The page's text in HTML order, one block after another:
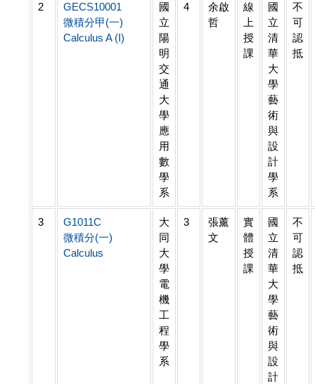
2
GECS10001
微積分甲(一)
Calculus A (I)
國
立
陽
明
交
通
大
學
應
用
數
學
系
4
余啟
哲
線
上
授
課
國
立
清
華
大
學
藝
術
與
設
計
學
系
不
可
認
抵
3
G1011C
微積分(一)
Calculus
大
同
大
學
電
機
工
程
學
系
3
張薰
文
實
體
授
課
國
立
清
華
大
學
藝
術
與
設
計
不
可
認
抵